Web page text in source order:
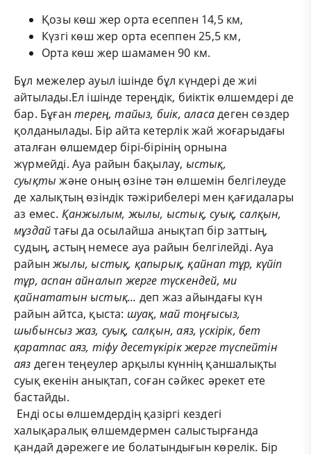
Қозы көш жер орта есеппен 14,5 км,
Күзгі көш жер орта есеппен 25,5 км,
Орта көш жер шамамен 90 км.
Бұл межелер ауыл ішінде бұл күндері де жиі
айтылады.Ел ішінде тереңдік, биіктік өлшемдері де
бар. Бұғантерең, тайыз, биік, аласадеген сөздер
қолданылады. Бір айта кетерлік жай жоғарыдағы
аталған өлшемдер бірі-бірінің орнына
жүрмейді. Ауа райын бақылау, ыстық,
суықты және оның өзіне тән өлшемін белгілеуде
де халықтың өзіндік тәжірибелері мен қағидалары
аз емес. Қанжылым, жылы, ыстық, суық, салқын,
мұздайтағы да осылайша анықтап бір заттың,
судың, астың немесе ауа райын белгілейді. Ауа
райынжылы, ыстық, қапырық, қайнап тұр, күйіп
тұр, аспан айналып жерге түскендей, ми
қайнататын ыстық... деп жаз айындағы күн
райын айтса, қыста: шуақ, май тоңғысыз,
шыбынсыз жаз, суық, салқын, аяз, үскірік, бет
қаратпас аяз, тіфудесетүкірікжерге түспейтін
аяз деген теңеулер арқылы күннің қаншалықты
суық екенін анықтап, соған сәйкес әрекет ете
бастайды.
Енді осы өлшемдердің қазіргі кездегі
халықаралық өлшемдермен салыстырғанда
қандай дәрежеге ие болатындығын көрелік. Бір